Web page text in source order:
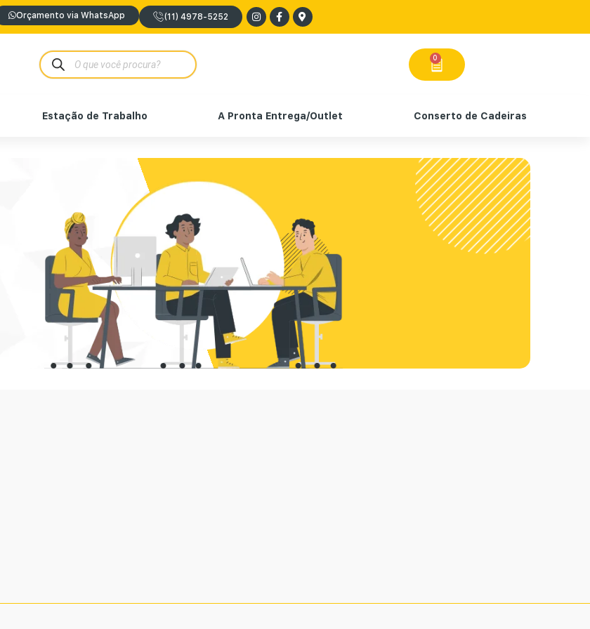
Orçamento via WhatsApp (11) 4978-5252
0
Estação de Trabalho A Pronta Entrega/Outlet Conserto de Cadeiras